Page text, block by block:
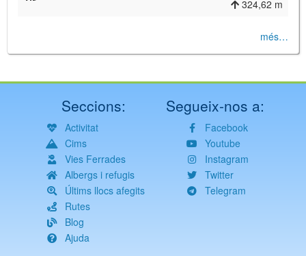
324,62 m
més…
Seccions:
Activitat
Cims
Vies Ferrades
Albergs i refugis
Últims llocs afegits
Rutes
Blog
Ajuda
Segueix-nos a:
Facebook
Youtube
Instagram
Twitter
Telegram